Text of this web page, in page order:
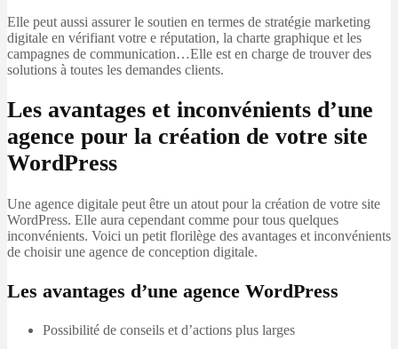
Elle peut aussi assurer le soutien en termes de stratégie marketing
digitale en vérifiant votre e réputation, la charte graphique et les
campagnes de communication…Elle est en charge de trouver des
solutions à toutes les demandes clients.
Les avantages et inconvénients d’une
agence pour la création de votre site
WordPress
Une agence digitale peut être un atout pour la création de votre site
WordPress. Elle aura cependant comme pour tous quelques
inconvénients. Voici un petit florilège des avantages et inconvénients
de choisir une agence de conception digitale.
Les avantages d’une agence WordPress
Possibilité de conseils et d’actions plus larges